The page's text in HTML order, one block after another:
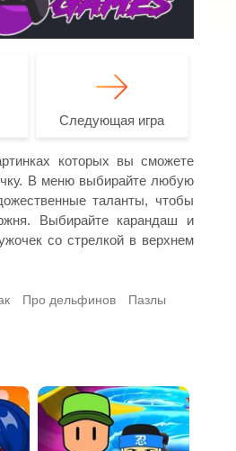
Следующая игра
которых вы сможете
В меню выбирайте любую
таланты, чтобы
Выбирайте карандаш и
со стрелкой в верхнем
Про дельфинов
Пазлы